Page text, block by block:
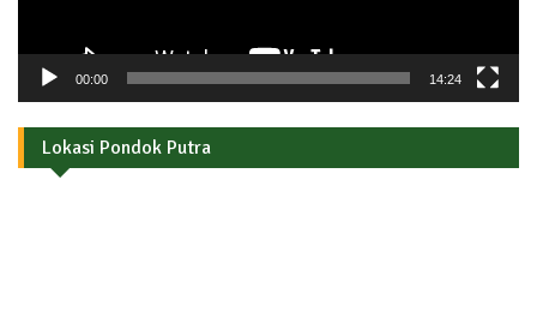
00:00 14:24
Lokasi Pondok Putra